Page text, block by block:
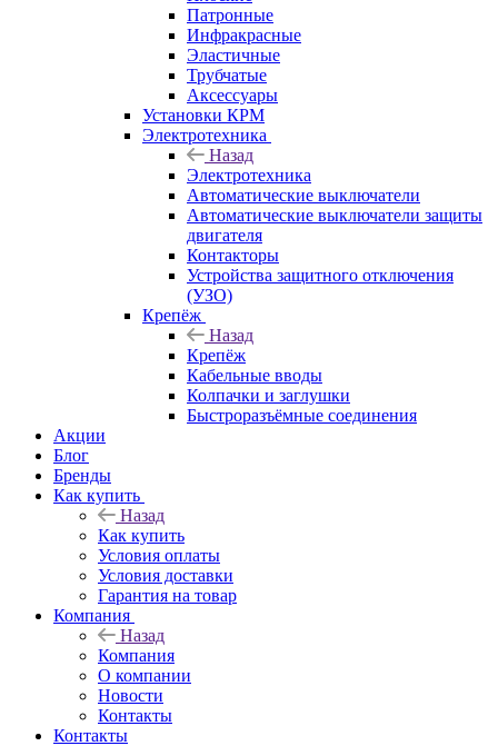
Патронные
Инфракрасные
Эластичные
Трубчатые
Аксессуары
Установки КРМ
Электротехника
Назад
Электротехника
Автоматические выключатели
Автоматические выключатели защиты
двигателя
Контакторы
Устройства защитного отключения
(УЗО)
Крепёж
Назад
Крепёж
Кабельные вводы
Колпачки и заглушки
Быстроразъёмные соединения
Акции
Блог
Бренды
Как купить
Назад
Как купить
Условия оплаты
Условия доставки
Гарантия на товар
Компания
Назад
Компания
О компании
Новости
Контакты
Контакты